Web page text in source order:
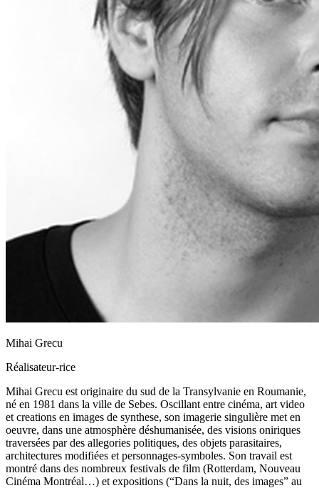
Mihai Grecu
Réalisateur-rice
Mihai Grecu est originaire du sud de la Transylvanie en Roumanie,
né en 1981 dans la ville de Sebes. Oscillant entre cinéma, art video
et creations en images de synthese, son imagerie singulière met en
oeuvre, dans une atmosphère déshumanisée, des visions oniriques
traversées par des allegories politiques, des objets parasitaires,
architectures modifiées et personnages-symboles. Son travail est
montré dans des nombreux festivals de film (Rotterdam, Nouveau
Cinéma Montréal…) et expositions (“Dans la nuit, des images” au